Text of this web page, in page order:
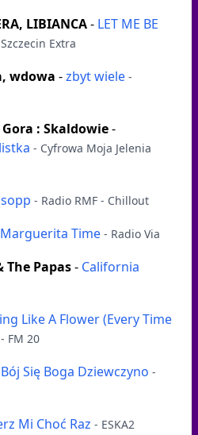
LIBIANCA- LET ME BE
Extra
wdowa -zbyt wiele -
Gora : Skaldowie-
- Cyfrowa Moja Jelenia
- Radio RMF - Chillout
Marguerita Time - Radio Via
The Papas- California
Like A Flower (Every Time
FM 20
Bój Się Boga Dziewczyno -
Mi Choć Raz - ESKA2